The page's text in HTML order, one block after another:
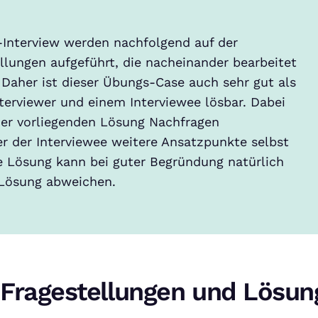
werden nachfolgend auf der
aufgeführt, die nacheinander bearbeitet
ist dieser Übungs-Case auch sehr gut als
und einem Interviewee lösbar. Dabei
vorliegenden Lösung Nachfragen
der Interviewee weitere Ansatzpunkte selbst
kann bei guter Begründung natürlich
abweichen.
Fragestellungen und